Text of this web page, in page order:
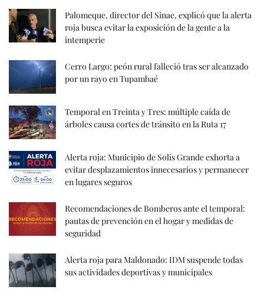
Palomeque, director del Sinae, explicó que la alerta
roja busca evitar la exposición de la gente a la
intemperie
Cerro Largo: peón rural falleció tras ser alcanzado
por un rayo en Tupambaé
Temporal en Treinta y Tres: múltiple caída de
árboles causa cortes de tránsito en la Ruta 17
Alerta roja: Municipio de Solís Grande exhorta a
evitar desplazamientos innecesarios y permanecer
en lugares seguros
Recomendaciones de Bomberos ante el temporal:
pautas de prevención en el hogar y medidas de
seguridad
Alerta roja para Maldonado: IDM suspende todas
sus actividades deportivas y municipales